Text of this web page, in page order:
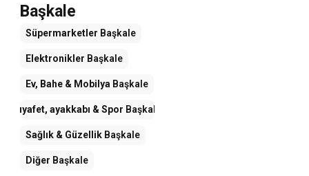
Başkale
Süpermarketler Başkale
Elektronikler Başkale
Ev, Bahe & Mobilya Başkale
Kıyafet, ayakkabı & Spor Başkale
Sağlık & Güzellik Başkale
Diğer Başkale